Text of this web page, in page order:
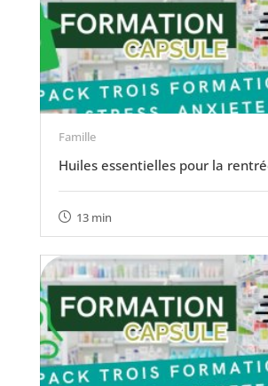
Famille
Huiles essentielles pour la
13 min